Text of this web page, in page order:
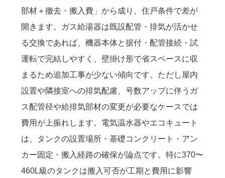
部材＋撤去・搬入費」から成り、住戸条件で差が
開きます。ガス給湯器は既設配管・排気が活かせ
る交換であれば、機器本体と据付・配管接続・試
運転で完結しやすく、壁掛け形で省スペースに収
まるため追加工事が少ない傾向です。ただし屋内
設置や隣接室への排気配慮、号数アップに伴うガ
ス配管径や給排気部材の変更が必要なケースでは
費用が上振れします。電気温水器やエコキュート
は、タンクの設置場所・基礎コンクリート・アン
カー固定・搬入経路の確保が論点です。特に370〜
460L級のタンクは搬入可否が工期と費用に影響